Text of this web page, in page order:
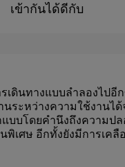
เข้ากันได้ดีกับ
เดินทางแบบลำลองไปอี
ระหว่างความใช้งานไ
บบโดยคำนึงถึงความป
พิเศษ อีกทั้งยังมีการเคลื
ารผจญภัยกลางแจ้งหรือ
นตกหรือแดดออก
วงแขวน
นสายสะพาย